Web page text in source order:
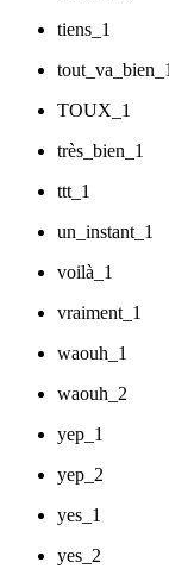
tiens_1
tout_va_bien_1
TOUX_1
très_bien_1
ttt_1
un_instant_1
voilà_1
vraiment_1
waouh_1
waouh_2
yep_1
yep_2
yes_1
yes_2